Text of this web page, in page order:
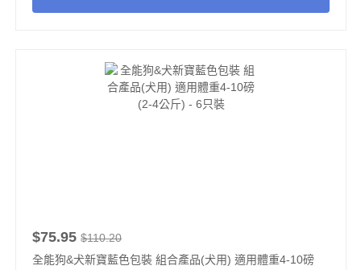
$75.95 $110.20
全能狗&犬新寶藍色包裝 組合產品(犬用) 適用體重4-10磅